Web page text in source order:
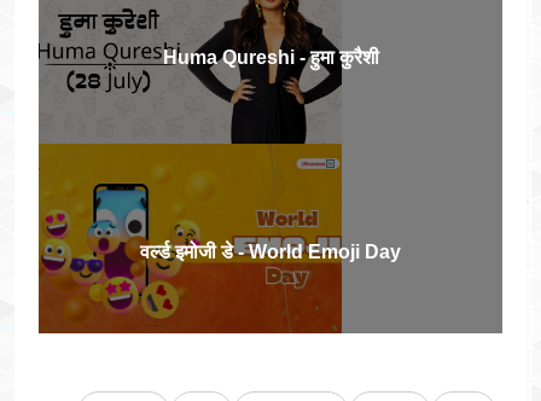
Huma Qureshi - हुमा कुरैशी
वर्ल्ड इमोजी डे - World Emoji Day